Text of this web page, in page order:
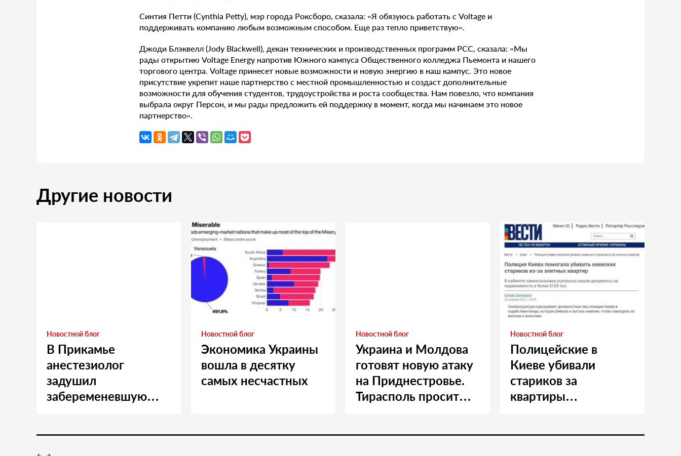
Синтия Петти (Cynthia Petty), мэр города Роксборо, сказала: «Я обязуюсь работать с Voltage и
поддерживать компанию любым возможным способом. Еще раз тепло приветствую».
Джоди Блэквелл (Jody Blackwell), декан технических и производственных программ PCC, сказала: «Мы
рады открытию Voltage Energy напротив Южного кампуса Общественного колледжа Пьемонта и нашего
торгового центра. Voltage принесет новые возможности и новую энергию в наш кампус. Это новое
присутствие укрепит наше партнерство с местной промышленностью и создаст дополнительные
возможности для обучения студентов, трудоустройства и роста сообщества. Нам повезло, что компания
выбрала округ Персон, и мы рады предложить ей поддержку в момент, когда мы начинаем это новое
партнерство».
Другие новости
Новостной блог
В Прикамье
анестезиолог
задушил
забеременевшую
Новостной блог
Экономика Украины
вошла в десятку
самых несчастных
Новостной блог
Украина и Молдова
готовят новую атаку
на Приднестровье.
Тирасполь просит
Новостной блог
Полицейские в
Киеве убивали
стариков за
квартиры…